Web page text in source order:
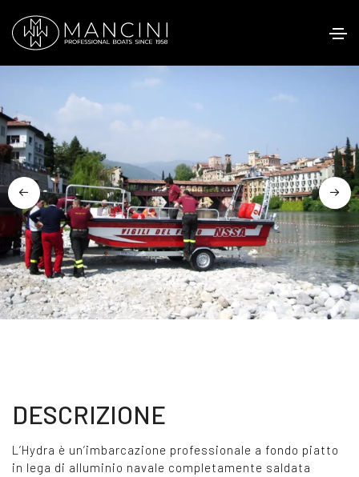
DESCRIZIONE
L’Hydra è un’imbarcazione professionale a fondo piatto
in lega di alluminio navale completamente saldata